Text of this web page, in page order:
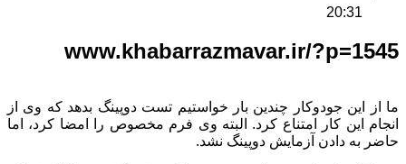
20:31
www.khabarrazmavar.ir/?p=1545
ما از این جودوکار چندین بار خواستیم تست دوپینگ بدهد که وی از
انجام این کار امتناع کرد. البته وی فرم مخصوص را امضا کرد، اما
حاضر به دادن آزمایش دوپینگ نشد.